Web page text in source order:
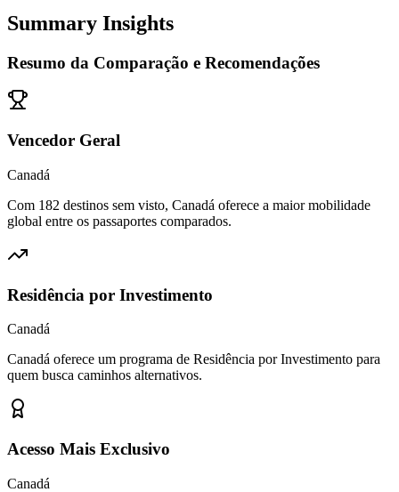
Summary Insights
Resumo da Comparação e Recomendações
Vencedor Geral
Canadá
Com 182 destinos sem visto, Canadá oferece a maior mobilidade
global entre os passaportes comparados.
Residência por Investimento
Canadá
Canadá oferece um programa de Residência por Investimento para
quem busca caminhos alternativos.
Acesso Mais Exclusivo
Canadá